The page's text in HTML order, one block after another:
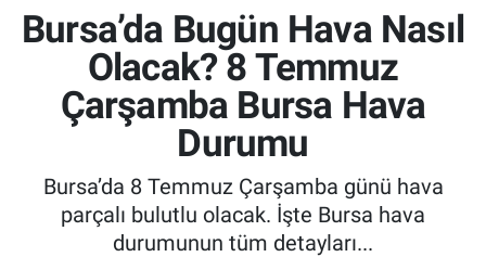
Bursa’da Bugün Hava Nasıl
Olacak? 8 Temmuz
Çarşamba Bursa Hava
Durumu
Bursa’da 8 Temmuz Çarşamba günü hava
parçalı bulutlu olacak. İşte Bursa hava
durumunun tüm detayları...
Ekonomi
Güncel
Kadın & Aile
Son Dakika Haberleri
Haber Arşivi